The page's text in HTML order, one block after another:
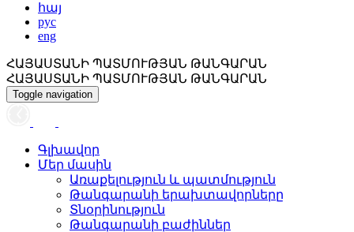
հայ
рус
eng
ՀԱՅԱՍՏԱՆԻ ՊԱՏՄՈՒԹՅԱՆ ԹԱՆԳԱՐԱՆ
ՀԱՅԱՍՏԱՆԻ ՊԱՏՄՈՒԹՅԱՆ ԹԱՆԳԱՐԱՆ
Toggle navigation
Գլխավոր
Մեր մասին
Առաքելություն և պատմություն
Թանգարանի երախտավորները
Տնօրինություն
Թանգարանի բաժիններ